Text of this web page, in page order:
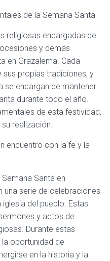
de la Semana Santa
religiosas encargadas de
y demás
en Grazalema. Cada
propias tradiciones, y
se encargan de mantener
durante todo el año.
de esta festividad,
realización.
encuentro con la fe y la
Santa en
una serie de celebraciones
del pueblo. Estas
y actos de
Durante estas
oportunidad de
en la historia y la